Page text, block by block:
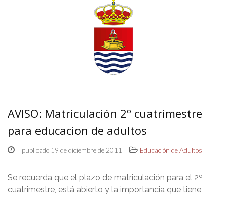
AVISO: Matriculación 2º cuatrimestre
para educacion de adultos
publicado 19 de diciembre de 2011 Educación de Adultos
Se recuerda que el plazo de matriculación para el 2º
cuatrimestre, está abierto y la importancia que tiene